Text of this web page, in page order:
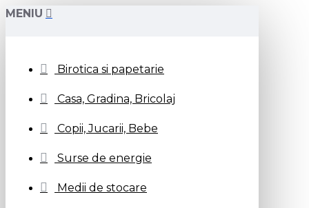
MENIU
Birotica si papetarie
Casa, Gradina, Bricolaj
Copii, Jucarii, Bebe
Surse de energie
Medii de stocare